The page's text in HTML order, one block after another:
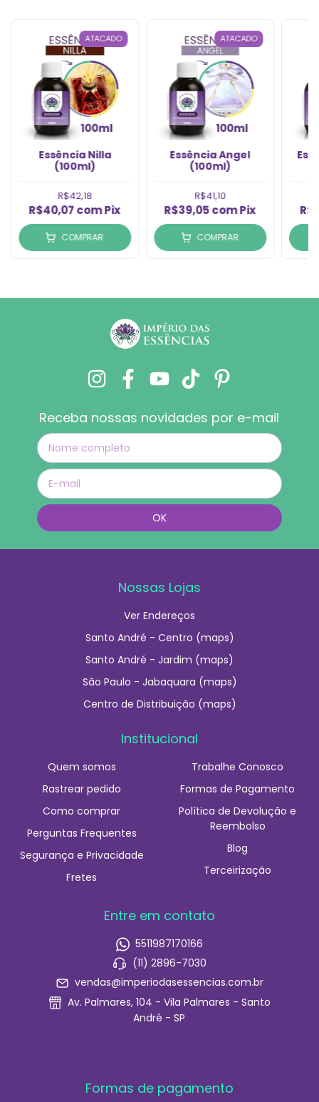
ATACADO
Essência Nilla
(100ml)
R$42,18
R$40,07comPix
COMPRAR
ATACADO
Essência Angel
(100ml)
R$41,10
R$39,05comPix
COMPRAR
Receba nossas novidades por e-mail
Nossas Lojas
Ver Endereços
Santo André - Centro (maps)
Santo André - Jardim (maps)
São Paulo - Jabaquara (maps)
Centro de Distribuição (maps)
Institucional
Quem somos
Rastrear pedido
Como comprar
Perguntas Frequentes
Segurança e Privacidade
Fretes
Trabalhe Conosco
Formas de Pagamento
Política de Devolução e
Reembolso
Blog
Terceirização
Entre em contato
5511987170166
(11) 2896-7030
vendas@imperiodasessencias.com.br
Av. Palmares, 104 - Vila Palmares - Santo
André - SP
Formas de pagamento